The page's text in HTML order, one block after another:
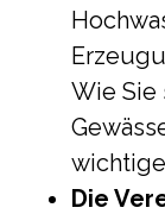
Wie Sie
Die